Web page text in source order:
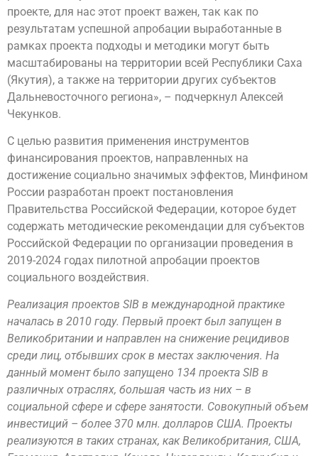
проекте, для нас этот проект важен, так как по
результатам успешной апробации выработанные в
рамках проекта подходы и методики могут быть
масштабированы на территории всей Республики Саха
(Якутия), а также на территории других субъектов
Дальневосточного региона», – подчеркнул Алексей
Чекунков.
С целью развития применения инструментов
финансирования проектов, направленных на
достижение социально значимых эффектов, Минфином
России разработан проект постановления
Правительства Российской Федерации, которое будет
содержать методические рекомендации для субъектов
Российской Федерации по организации проведения в
2019-2024 годах пилотной апробации проектов
социального воздействия.
Реализация проектов SIB в международной практике
началась в 2010 году. Первый проект был запущен в
Великобритании и направлен на снижение рецидивов
среди лиц, отбывших срок в местах заключения. На
данный момент было запущено 134 проекта SIB в
различных отраслях, большая часть из них – в
социальной сфере и сфере занятости. Совокупный объем
инвестиций – более 370 млн. долларов США. Проекты
реализуются в таких странах, как Великобритания, США,